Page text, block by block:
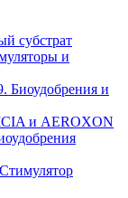
субстрат
и
Биоудобрения и
и AEROXON
Стимулятор